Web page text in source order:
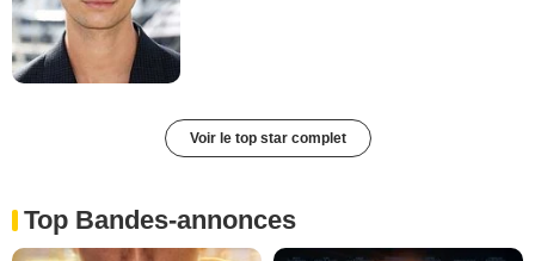
Voir le top star complet
Top Bandes-annonces